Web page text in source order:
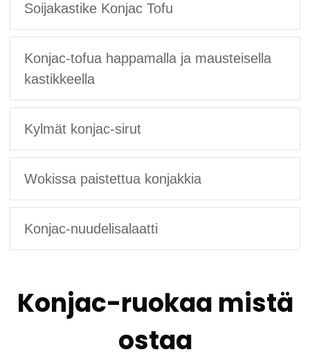
Soijakastike Konjac Tofu
Konjac-tofua happamalla ja mausteisella
kastikkeella
Kylmät konjac-sirut
Wokissa paistettua konjakkia
Konjac-nuudelisalaatti
Konjac-ruokaa mistä
ostaa